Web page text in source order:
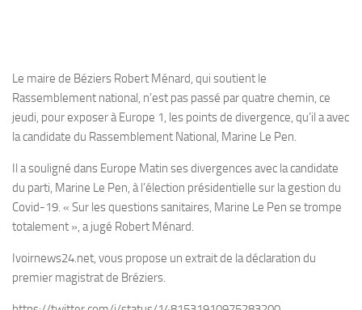
Le maire de Béziers Robert Ménard, qui soutient le
Rassemblement national, n’est pas passé par quatre chemin, ce
jeudi, pour exposer à Europe 1, les points de divergence, qu’il a avec
la candidate du Rassemblement National, Marine Le Pen.
Il a souligné dans Europe Matin ses divergences avec la candidate
du parti, Marine Le Pen, à l’élection présidentielle sur la gestion du
Covid-19. « Sur les questions sanitaires, Marine Le Pen se trompe
totalement », a jugé Robert Ménard.
Ivoirnews24.net, vous propose un extrait de la déclaration du
premier magistrat de Bréziers.